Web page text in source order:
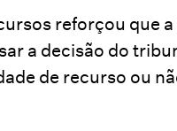
reforçou que
a decisão do
de recurso ou